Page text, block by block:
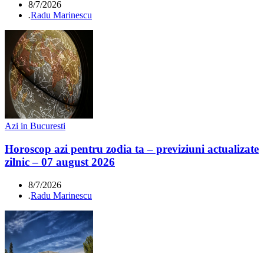
8/7/2026
.Radu Marinescu
Azi in Bucuresti
Horoscop azi pentru zodia ta – previziuni actualizate
zilnic – 07 august 2026
8/7/2026
.Radu Marinescu